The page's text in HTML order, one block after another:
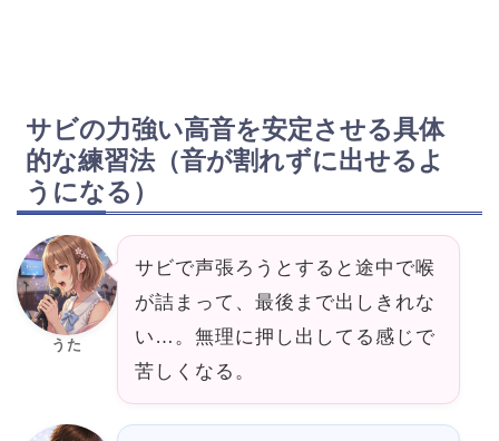
サビの力強い高音を安定させる具体
的な練習法（音が割れずに出せるよ
うになる）
うた
サビで声張ろうとすると途中で喉
が詰まって、最後まで出しきれな
い…。無理に押し出してる感じで
苦しくなる。